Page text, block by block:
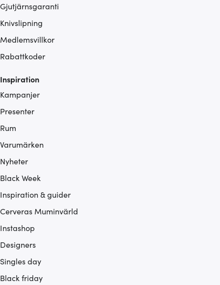
Gjutjärnsgaranti
Knivslipning
Medlemsvillkor
Rabattkoder
Inspiration
Kampanjer
Presenter
Rum
Varumärken
Nyheter
Black Week
Inspiration & guider
Cerveras Muminvärld
Instashop
Designers
Singles day
Black friday